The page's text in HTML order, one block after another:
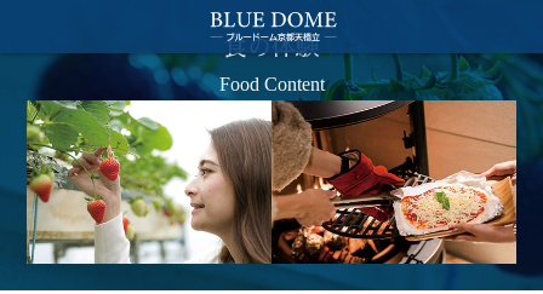
食の体験
Food Content